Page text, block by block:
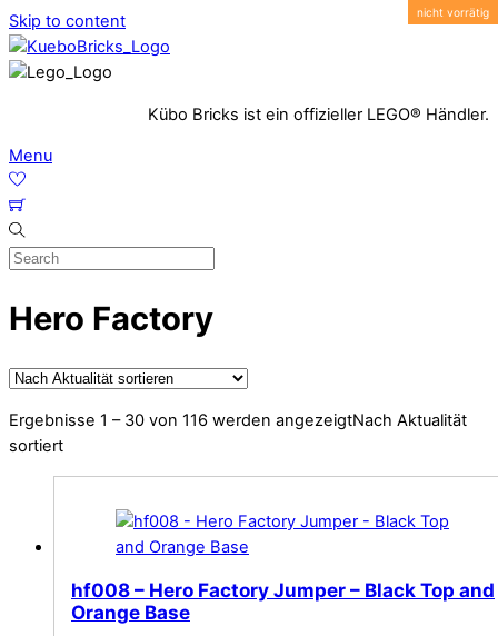
Skip to content
Kübo Bricks ist ein offizieller LEGO® Händler.
Menu
Hero Factory
Ergebnisse 1 – 30 von 116 werden angezeigtNach Aktualität
sortiert
hf008 – Hero Factory Jumper – Black Top and
Orange Base